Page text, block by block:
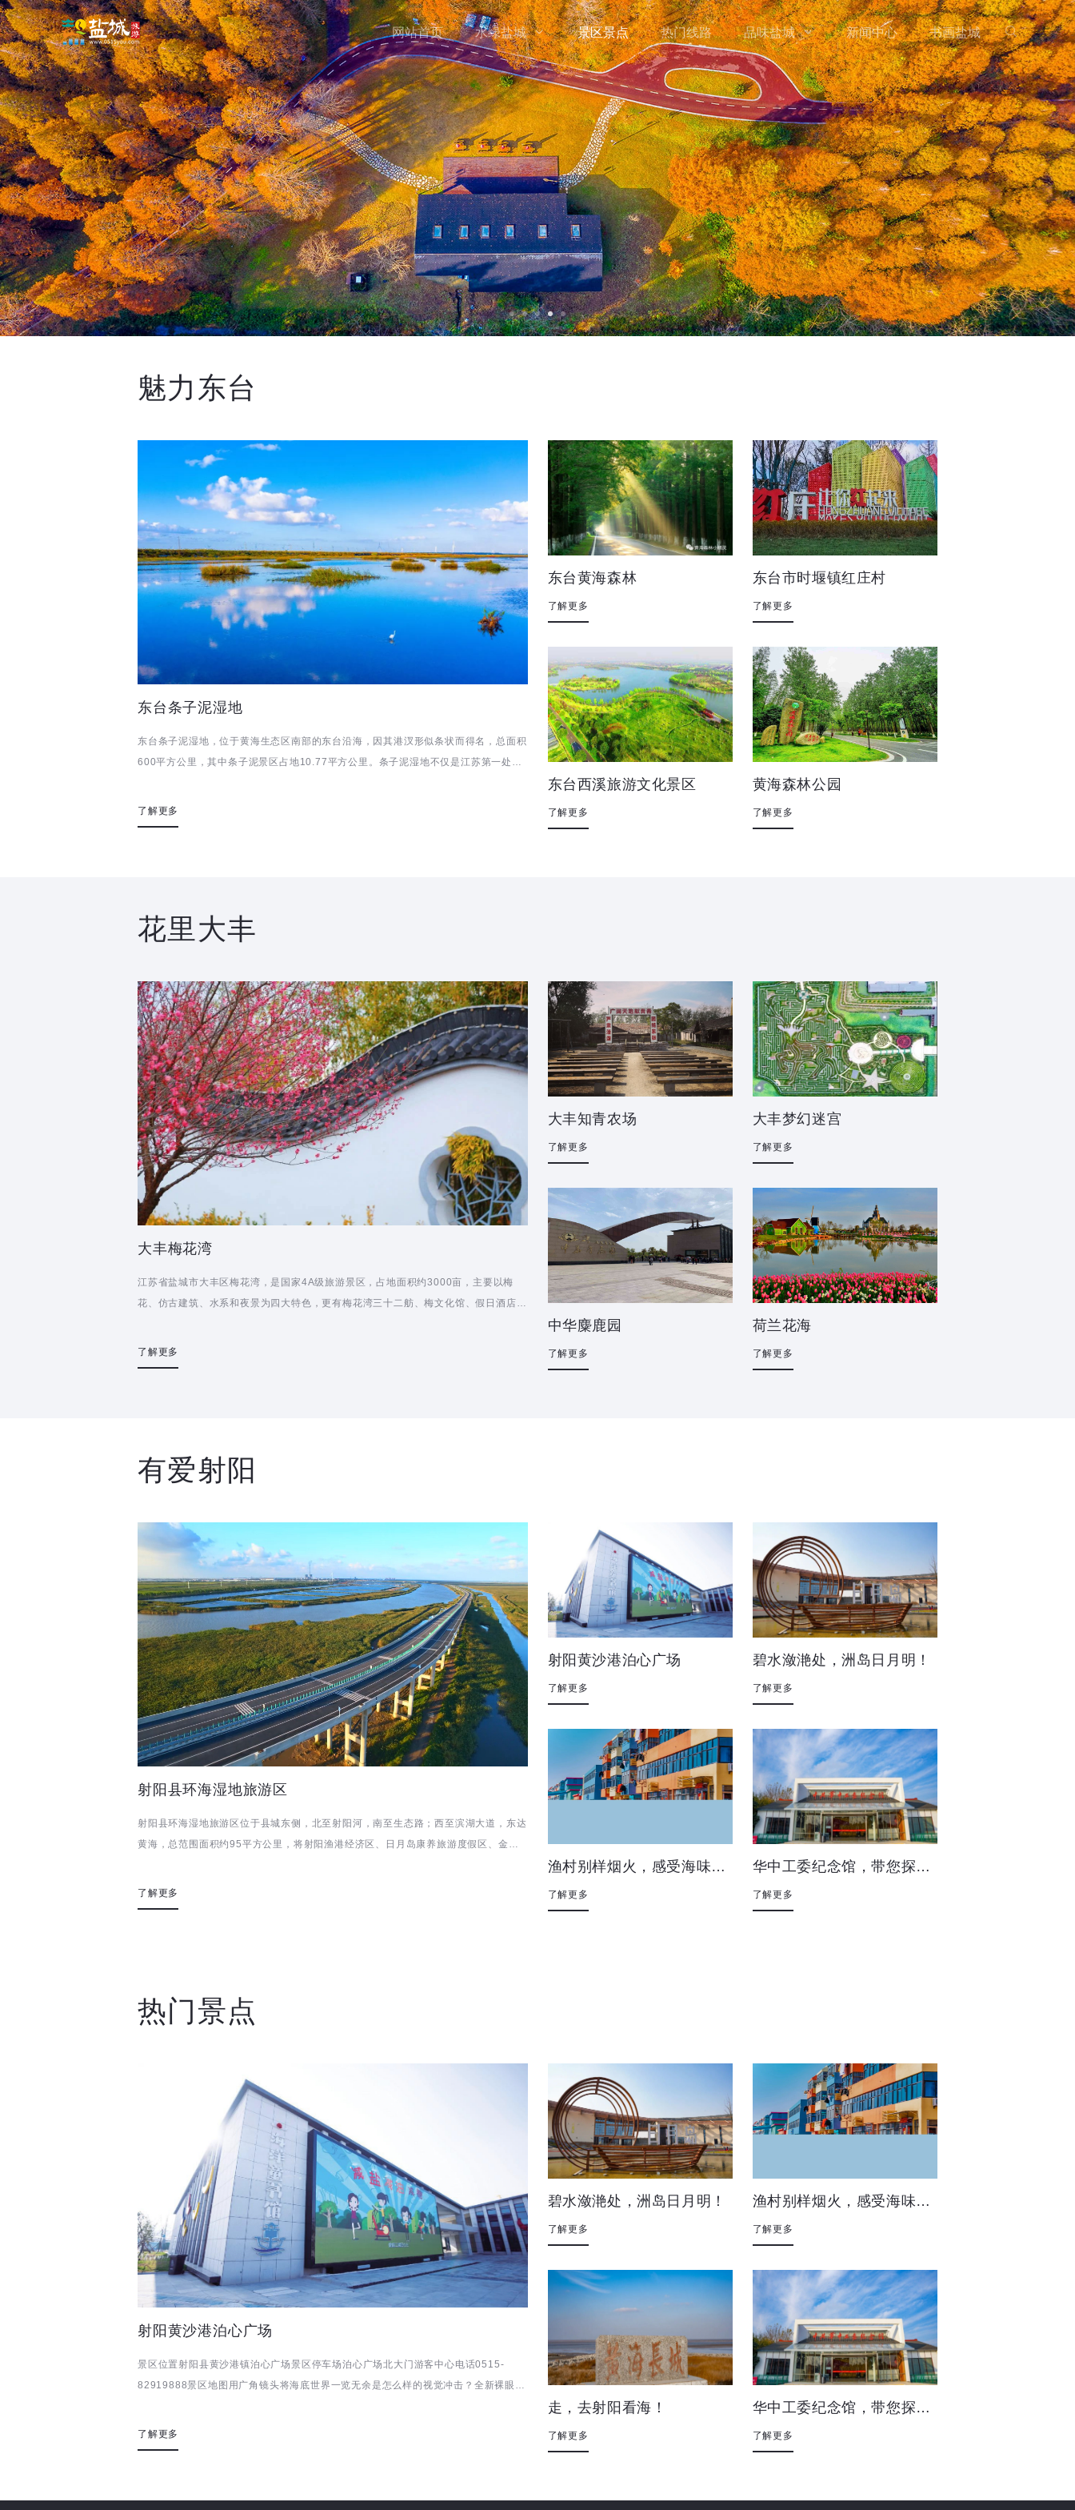

网站首页 水绿盐城  景区景点 热门线路 品味盐城  新闻中心 书画盐城
魅力东台
东台条子泥湿地
东台条子泥湿地，位于黄海生态区南部的东台沿海，因其港汊形似条状而得名，总面积
600平方公里，其中条子泥景区占地10.77平方公里。条子泥湿地不仅是江苏第一处、
了解更多
东台黄海森林
了解更多
东台市时堰镇红庄村
了解更多
东台西溪旅游文化景区
了解更多
黄海森林公园
了解更多
花里大丰
大丰梅花湾
江苏省盐城市大丰区梅花湾，是国家4A级旅游景区，占地面积约3000亩，主要以梅
花、仿古建筑、水系和夜景为四大特色，更有梅花湾三十二舫、梅文化馆、假日酒店等
了解更多
大丰知青农场
了解更多
大丰梦幻迷宫
了解更多
中华麋鹿园
了解更多
荷兰花海
了解更多
有爱射阳
射阳县环海湿地旅游区
射阳县环海湿地旅游区位于县城东侧，北至射阳河，南至生态路；西至滨湖大道，东达
黄海，总范围面积约95平方公里，将射阳渔港经济区、日月岛康养旅游度假区、金海
了解更多
射阳黄沙港泊心广场
了解更多
碧水潋滟处，洲岛日月明！
了解更多
渔村别样烟火，感受海味风情@黄沙港
了解更多
华中工委纪念馆，带您探寻红色足迹
了解更多
热门景点
射阳黄沙港泊心广场
景区位置射阳县黄沙港镇泊心广场景区停车场泊心广场北大门游客中心电话0515-
82919888景区地图用广角镜头将海底世界一览无余是怎么样的视觉冲击？全新裸眼
了解更多
碧水潋滟处，洲岛日月明！
了解更多
渔村别样烟火，感受海味风情@黄沙港
了解更多
走，去射阳看海！
了解更多
华中工委纪念馆，带您探寻红色足迹
了解更多